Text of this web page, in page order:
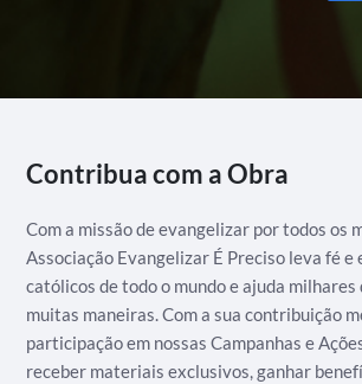
Contribua com a Obra
Com a missão de evangelizar por todos os
Associação Evangelizar É Preciso leva fé e
católicos de todo o mundo e ajuda milhares
muitas maneiras. Com a sua contribuição
participação em nossas Campanhas e
receber materiais exclusivos, ganhar